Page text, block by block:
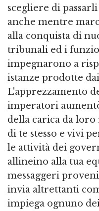
scegliere di
anche mentre
alla conquista di
tribunali ed i
impegnarono a
istanze prodotte
L'apprezzamento
imperatori
della carica da
di te stesso e vivi
le attività dei
allineino alla tua
messaggeri
invia altrettanti
impiega ognuno